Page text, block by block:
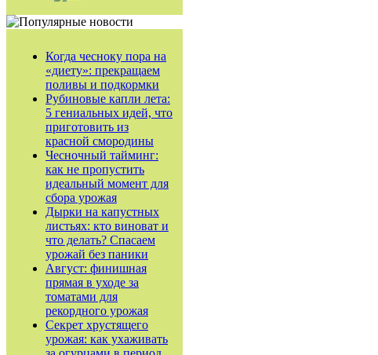
Когда чесноку пора на
«диету»: прекращаем
поливы и подкормки
Рубиновые капли лета:
5 гениальных идей, что
приготовить из
красной смородины
Чесночный тайминг:
как не пропустить
идеальный момент для
сбора урожая
Дырки на капустных
листьях: кто виноват и
что делать? Спасаем
урожай без паники
Август: финишная
прямая в уходе за
томатами для
рекордного урожая
Секрет хрустящего
урожая: как ухаживать